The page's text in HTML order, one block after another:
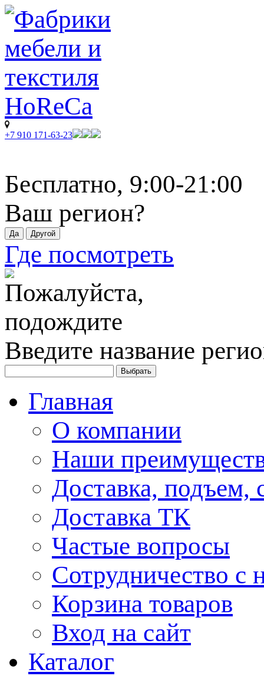
+7 910 171-63-23
Бесплатно, 9:00-21:00
Ваш регион?
Где посмотреть
Введите название
Главная
О компании
Наши
Доставка, подъем,
Доставка ТК
Частые вопросы
Сотрудничество с
Корзина товаров
Вход на сайт
Каталог